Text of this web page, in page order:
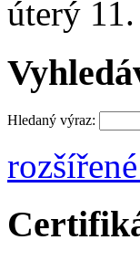
úterý
Hledaný výraz: